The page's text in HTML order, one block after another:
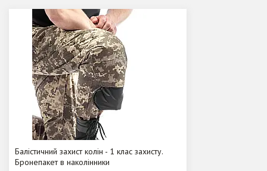
Балістичний захист колін - 1 клас захисту.
Бронепакет в наколінники